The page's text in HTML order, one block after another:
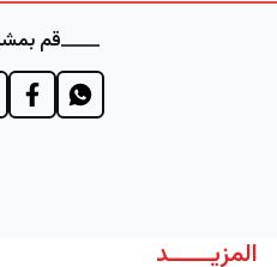
قم
المزيــــــد